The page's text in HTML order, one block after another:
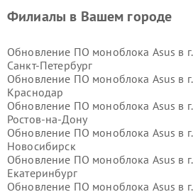
Филиалы в Вашем городе
Обновление ПО моноблока Asus в г.
Санкт-Петербург
Обновление ПО моноблока Asus в г.
Краснодар
Обновление ПО моноблока Asus в г.
Ростов-на-Дону
Обновление ПО моноблока Asus в г.
Новосибирск
Обновление ПО моноблока Asus в г.
Екатеринбург
Обновление ПО моноблока Asus в г.